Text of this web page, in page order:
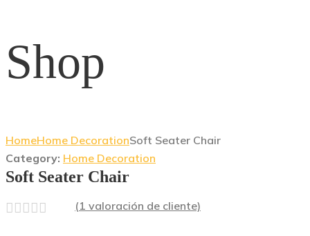
Shop
HomeHome DecorationSoft Seater Chair
Category: Home Decoration
Soft Seater Chair
(1 valoración de cliente)